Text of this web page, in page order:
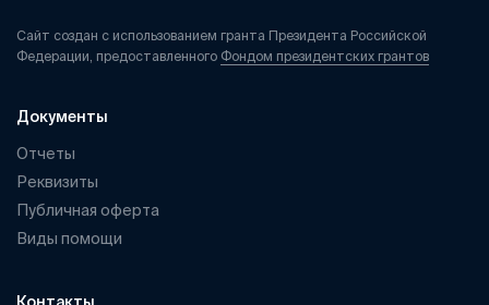
Сайт создан с использованием гранта Президента Российской
Федерации, предоставленного Фондом президентских грантов
Документы
Отчеты
Реквизиты
Публичная оферта
Виды помощи
Контакты